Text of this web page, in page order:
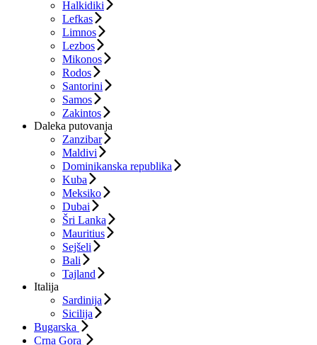
Halkidiki
Lefkas
Limnos
Lezbos
Mikonos
Rodos
Santorini
Samos
Zakintos
Daleka putovanja
Zanzibar
Maldivi
Dominikanska republika
Kuba
Meksiko
Dubai
Šri Lanka
Mauritius
Sejšeli
Bali
Tajland
Italija
Sardinija
Sicilija
Bugarska
Crna Gora